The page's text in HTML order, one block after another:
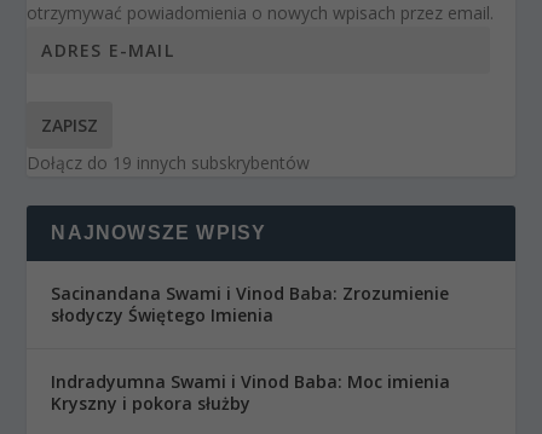
otrzymywać powiadomienia o nowych wpisach przez email.
ZAPISZ
Dołącz do 19 innych subskrybentów
NAJNOWSZE WPISY
Sacinandana Swami i Vinod Baba: Zrozumienie
słodyczy Świętego Imienia
Indradyumna Swami i Vinod Baba: Moc imienia
Kryszny i pokora służby